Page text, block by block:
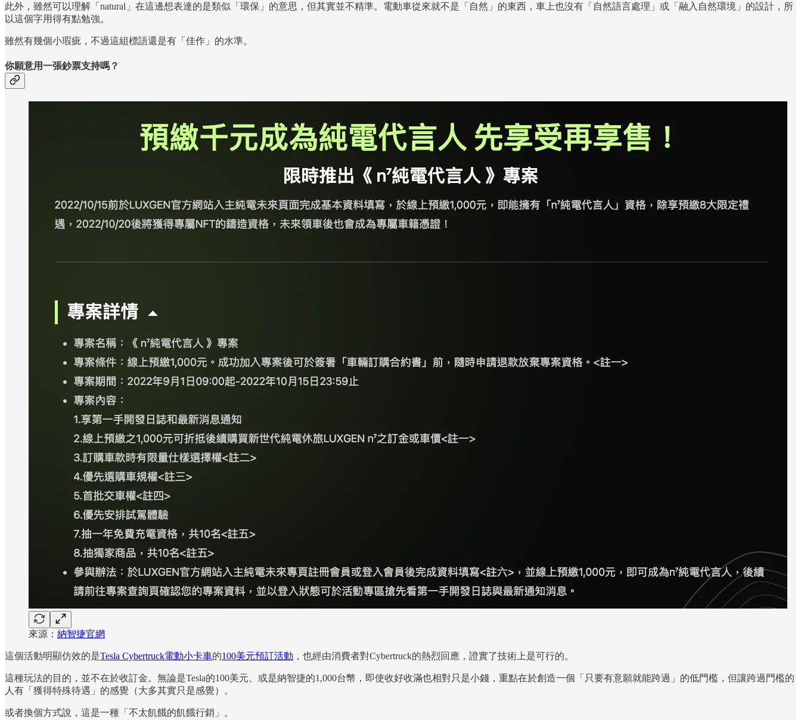
此外，雖然可以理解「natural」在這邊想表達的是類似「環保」的意思，但其實並不精準。電動車從來就不是「自然」的東西，車上也沒有「自然語言處理」或「融入自然環境」的設計，所
以這個字用得有點勉強。
雖然有幾個小瑕疵，不過這組標語還是有「佳作」的水準。
你願意用一張鈔票支持嗎？
來源： 納智捷官網
這個活動明顯仿效的是Tesla Cybertruck電動小卡車的100美元預訂活動 ，也經由消費者對Cybertruck的熱烈回應，證實了技術上是可行的。
這種玩法的目的，並不在於收訂金。無論是Tesla的100美元、或是納智捷的1,000台幣，即使收好收滿也相對只是小錢，重點在於創造一個「只要有意願就能跨過」的低門檻，但讓跨過門檻的
人有「獲得特殊待遇」的感覺（大多其實只是感覺）。
或者換個方式說，這是一種「不太飢餓的飢餓行銷」。